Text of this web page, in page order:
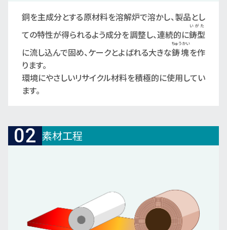
銅を主成分とする原材料を溶解炉で溶かし、製品とし
ての特性が得られるよう成分を調整し、連続的に鋳型
いがた
に流し込んで固め、ケークとよばれる大きな鋳塊
ちゅうかい
を作
ります。
環境にやさしいリサイクル材料を積極的に使用してい
ます。
02 素材工程